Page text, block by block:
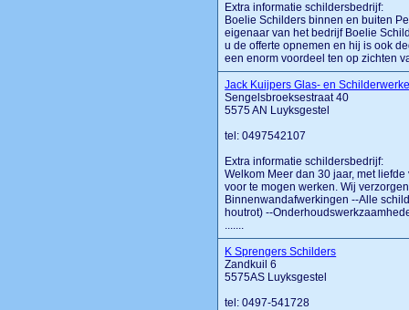
Extra informatie schildersbedrijf:
Boelie Schilders binnen en buiten
eigenaar van het bedrijf Boelie
u de offerte opnemen en hij is ook
een enorm voordeel ten op zichten
Jack Kuijpers Glas- en
Sengelsbroeksestraat 40
5575 AN Luyksgestel
tel: 0497542107
Extra informatie schildersbedrijf:
Welkom Meer dan 30 jaar, met
voor te mogen werken. Wij
Binnenwandafwerkingen --Alle
houtrot) --
.......
K Sprengers Schilders
Zandkuil 6
5575AS Luyksgestel
tel: 0497-541728